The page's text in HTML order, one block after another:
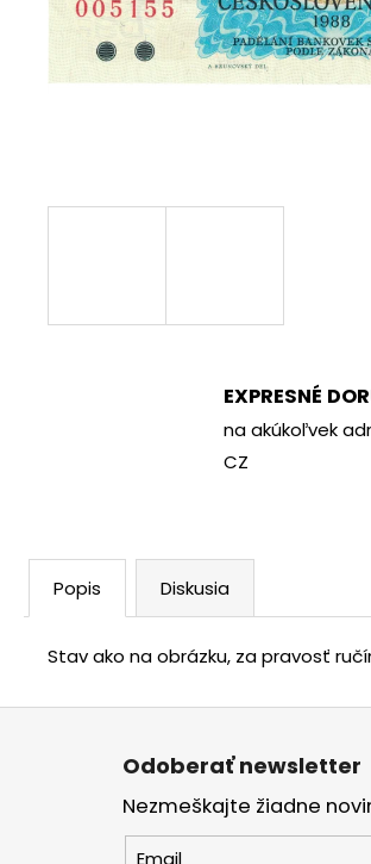
EXPRESNÉ
na akúkoľvek
CZ
Popis Diskusia
Stav ako na obrázku, za pravosť
€70
Z
Odoberať newsletter
Nezmeškajte žiadne
Email